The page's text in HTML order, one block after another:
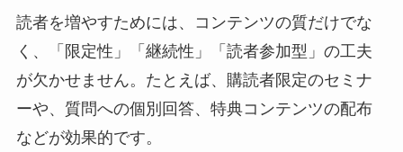
読者を増やすためには、コンテンツの質だけでな
く、「限定性」「継続性」「読者参加型」の工夫
が欠かせません。たとえば、購読者限定のセミナ
ーや、質問への個別回答、特典コンテンツの配布
などが効果的です。